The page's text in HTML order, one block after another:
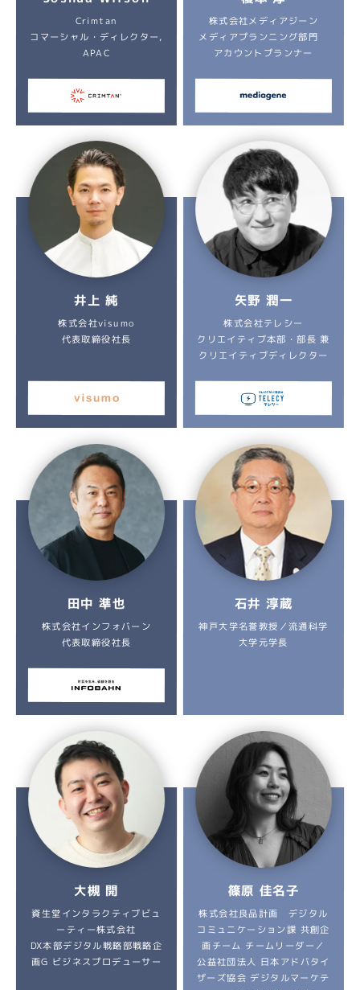
Crimtan
コマーシャル・ディレクター,
APAC
株式会社メディアジーン
メディアプランニング部門
アカウントプランナー
井上 純
株式会社visumo
代表取締役社長
矢野 潤一
株式会社テレシー
クリエイティブ本部・部長 兼
クリエイティブディレクター
田中 準也
株式会社インフォバーン
代表取締役社長
石井 淳蔵
神戸大学名誉教授／流通科学
大学元学長
大槻 開
資生堂インタラクティブビュ
ーティー株式会社
DX本部デジタル戦略部戦略企
画G ビジネスプロデューサー
篠原 佳名子
株式会社良品計画 デジタル
コミュニケーション課 共創企
画チーム チームリーダー／
公益社団法人 日本アドバタイ
ザーズ協会 デジタルマーケテ